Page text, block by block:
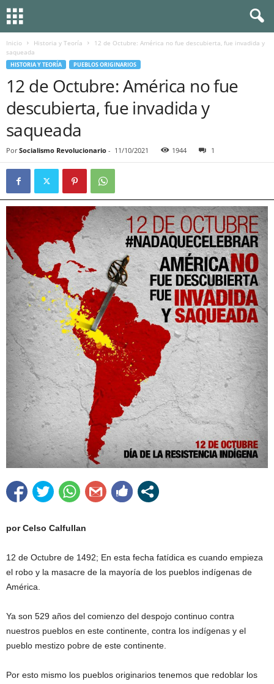
Inicio Historia y Teoría
12 de Octubre: América no fue descubierta, fue invadida y
saqueada
HISTORIA Y TEORÍA PUEBLOS ORIGINARIOS
12 de Octubre: América no fue
descubierta, fue invadida y
saqueada
Por Socialismo Revolucionario - 11/10/2021 1944 1
por Celso Calfullan
12 de Octubre de 1492; En esta fecha fatídica es cuando empieza
el robo y la masacre de la mayoría de los pueblos indígenas de
América.
Ya son 529 años del comienzo del despojo continuo contra
nuestros pueblos en este continente, contra los indígenas y el
pueblo mestizo pobre de este continente.
Por esto mismo los pueblos originarios tenemos que redoblar los